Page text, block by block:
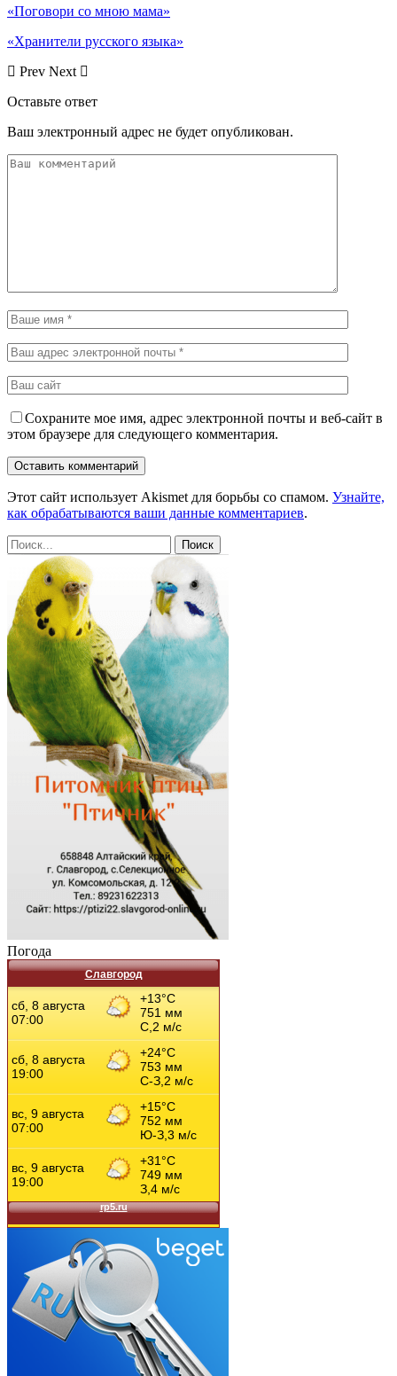
«Поговори со мною мама»
«Хранители русского языка»
Prev Next
Оставьте ответ
Ваш электронный адрес не будет опубликован.
Сохраните мое имя, адрес электронной почты и веб-сайт в
этом браузере для следующего комментария.
Этот сайт использует Akismet для борьбы со спамом. Узнайте,
как обрабатываются ваши данные комментариев.
Погода
Славгород